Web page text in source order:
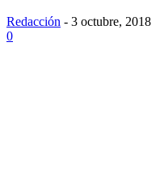
Redacción - 3 octubre, 2018
0